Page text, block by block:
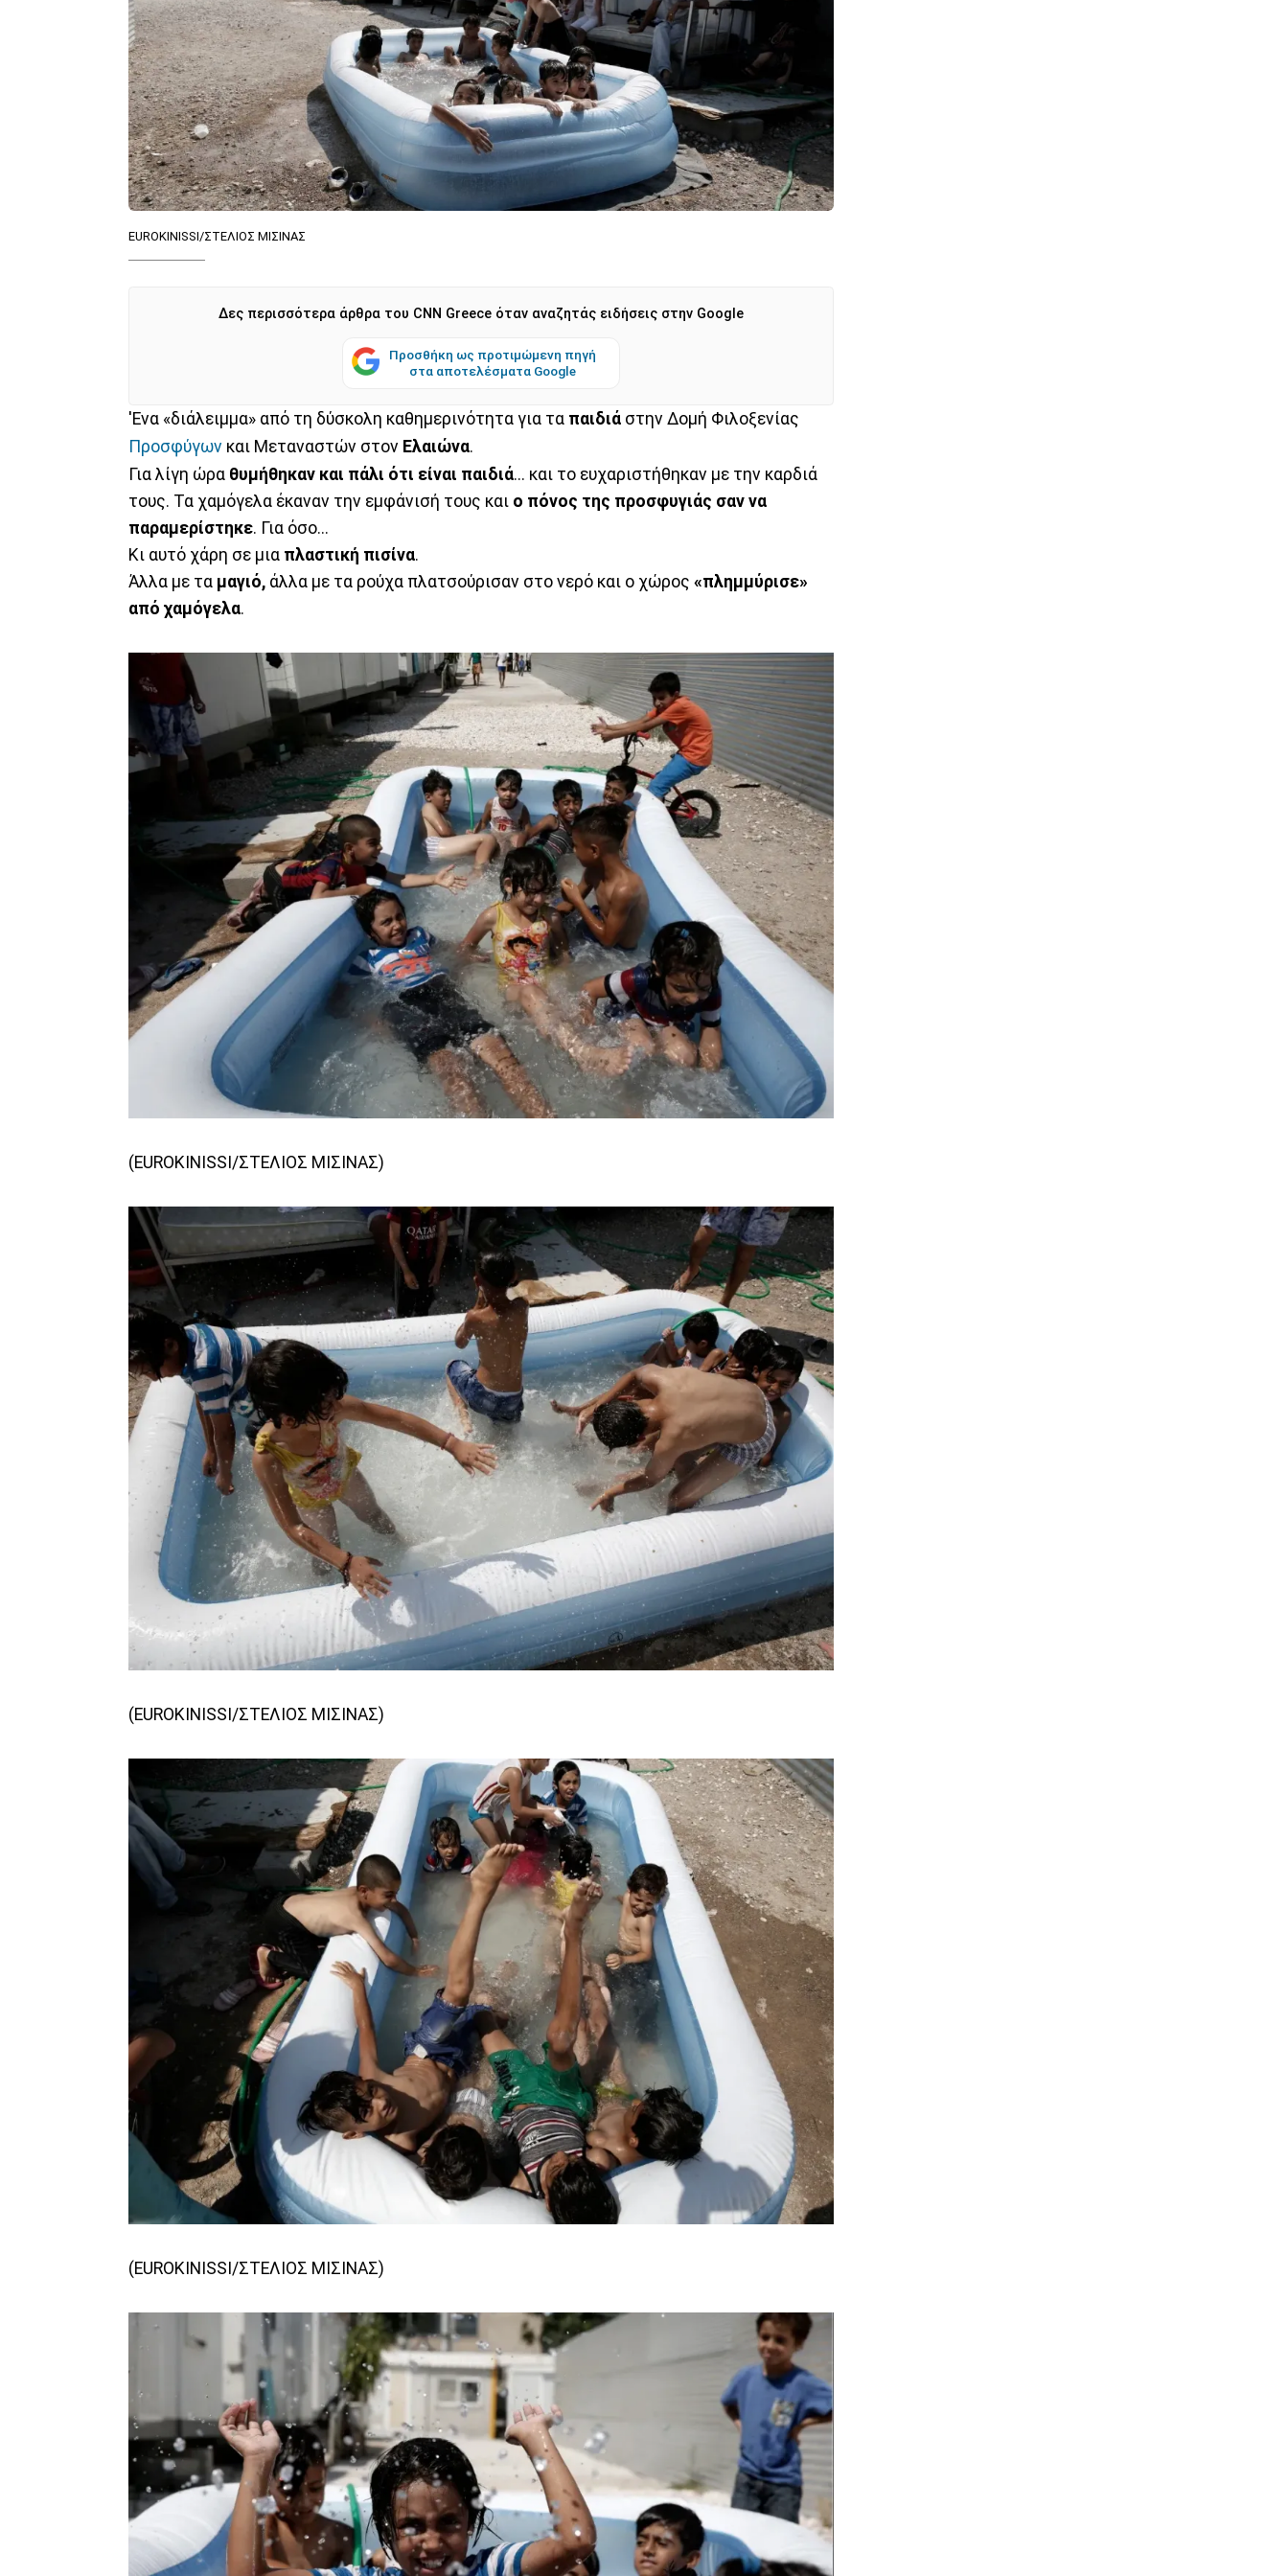
EUROKINISSI/ΣΤΕΛΙΟΣ ΜΙΣΙΝΑΣ
Δες περισσότερα άρθρα του CNN Greece όταν αναζητάς ειδήσεις στην Google
Προσθήκη ως προτιμώμενη πηγή
στα αποτελέσματα Google
'Ενα «διάλειμμα» από τη δύσκολη καθημερινότητα για τα παιδιά στην Δομή Φιλοξενίας
Προσφύγων και Μεταναστών στον Ελαιώνα.
Για λίγη ώρα θυμήθηκαν και πάλι ότι είναι παιδιά... και το ευχαριστήθηκαν με την καρδιά
τους. Τα χαμόγελα έκαναν την εμφάνισή τους και ο πόνος της προσφυγιάς σαν να
παραμερίστηκε. Για όσο...
Κι αυτό χάρη σε μια πλαστική πισίνα.
Άλλα με τα μαγιό, άλλα με τα ρούχα πλατσούρισαν στο νερό και ο χώρος «πλημμύρισε»
από χαμόγελα.
(EUROKINISSI/ΣΤΕΛΙΟΣ ΜΙΣΙΝΑΣ)
(EUROKINISSI/ΣΤΕΛΙΟΣ ΜΙΣΙΝΑΣ)
(EUROKINISSI/ΣΤΕΛΙΟΣ ΜΙΣΙΝΑΣ)